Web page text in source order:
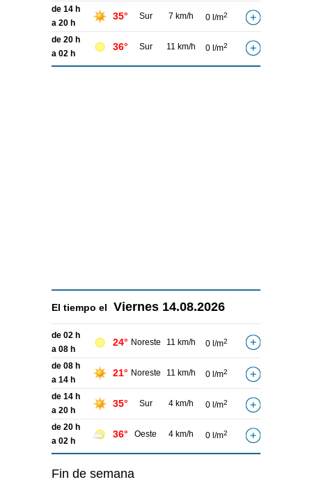
de 14 h
a 20 h
35° Sur 7 km/h 0 l/m2
de 20 h
a 02 h
36° Sur 11 km/h 0 l/m2
El tiempo el Viernes 14.08.2026
de 02 h
a 08 h
24° Noreste 11 km/h 0 l/m2
de 08 h
a 14 h
21° Noreste 11 km/h 0 l/m2
de 14 h
a 20 h
35° Sur 4 km/h 0 l/m2
de 20 h
a 02 h
36° Oeste 4 km/h 0 l/m2
Fin de semana